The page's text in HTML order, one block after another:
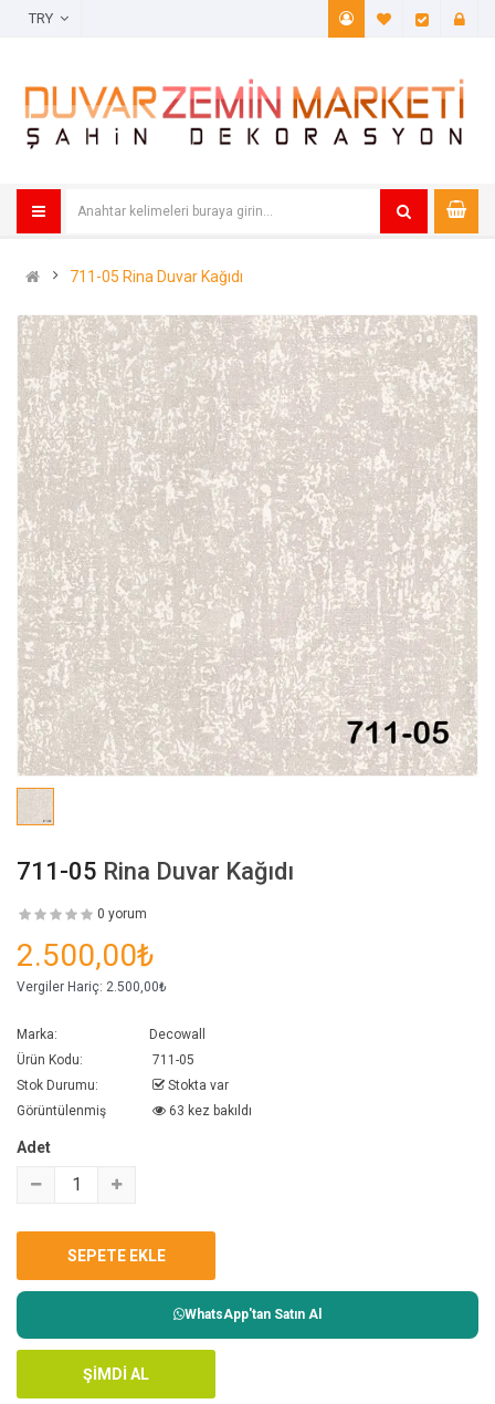
A. Listem
711-05 Rina Duvar Kağıdı
711-05 Rina Duvar Kağıdı
0 yorum
2.500,00₺
Vergiler Hariç: 2.500,00₺
Marka:
Decowall
Ürün Kodu:
711-05
Stok Durumu:
Stokta var
Görüntülenmiş
63 kez bakıldı
Adet
WhatsApp'tan Satın Al